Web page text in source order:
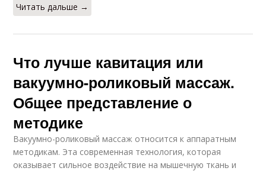
Читать дальше →
Что лучше кавитация или
вакуумно-роликовый массаж.
Общее представление о
методике
Вакуумно-роликовый массаж относится к аппаратным
методикам. Эта современная технология, которая
оказывает сильное воздействие на мышечную ткань и